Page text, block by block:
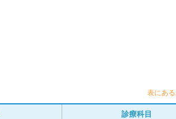
表にあ
診療科目